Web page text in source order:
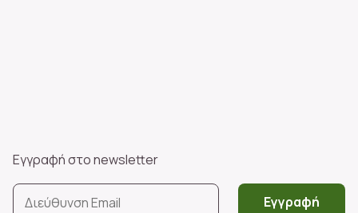
Εγγραφή στο newsletter
Εγγραφή